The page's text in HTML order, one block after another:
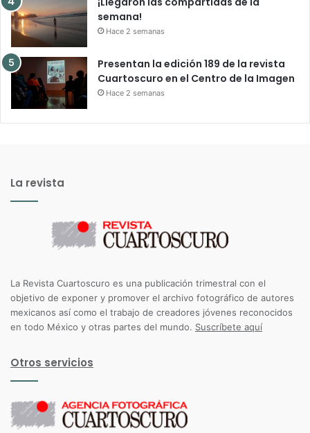
semana!
Hace 2 semanas
Presentan la edición 189 de la revista
Cuartoscuro en el Centro de la Imagen
Hace 2 semanas
La revista
La Revista Cuartoscuro es una publicación trimestral con el
objetivo de exponer y promover el archivo fotográfico de autores
mexicanos así como el trabajo de creadores jóvenes reconocidos
en todo México y otras partes del mundo. Suscríbete aquí
Otros servicios